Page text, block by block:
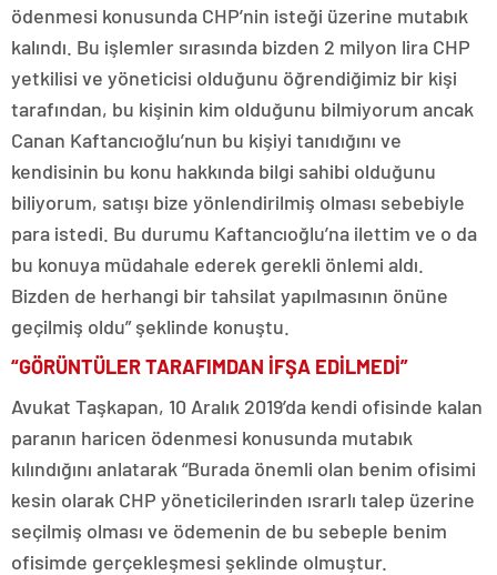
ödenmesi konusunda CHP’nin isteği üzerine mutabık
kalındı. Bu işlemler sırasında bizden 2 milyon lira CHP
yetkilisi ve yöneticisi olduğunu öğrendiğimiz bir kişi
tarafından, bu kişinin kim olduğunu bilmiyorum ancak
Canan Kaftancıoğlu’nun bu kişiyi tanıdığını ve
kendisinin bu konu hakkında bilgi sahibi olduğunu
biliyorum, satışı bize yönlendirilmiş olması sebebiyle
para istedi. Bu durumu Kaftancıoğlu’na ilettim ve o da
bu konuya müdahale ederek gerekli önlemi aldı.
Bizden de herhangi bir tahsilat yapılmasının önüne
geçilmiş oldu” şeklinde konuştu.
“GÖRÜNTÜLER TARAFIMDAN İFŞA EDİLMEDİ”
Avukat Taşkapan, 10 Aralık 2019’da kendi ofisinde kalan
paranın haricen ödenmesi konusunda mutabık
kılındığını anlatarak “Burada önemli olan benim ofisimi
kesin olarak CHP yöneticilerinden ısrarlı talep üzerine
seçilmiş olması ve ödemenin de bu sebeple benim
ofisimde gerçekleşmesi şeklinde olmuştur.